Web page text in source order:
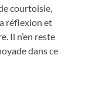
courtoisie,
réflexion et
Il n’en reste
dans ce